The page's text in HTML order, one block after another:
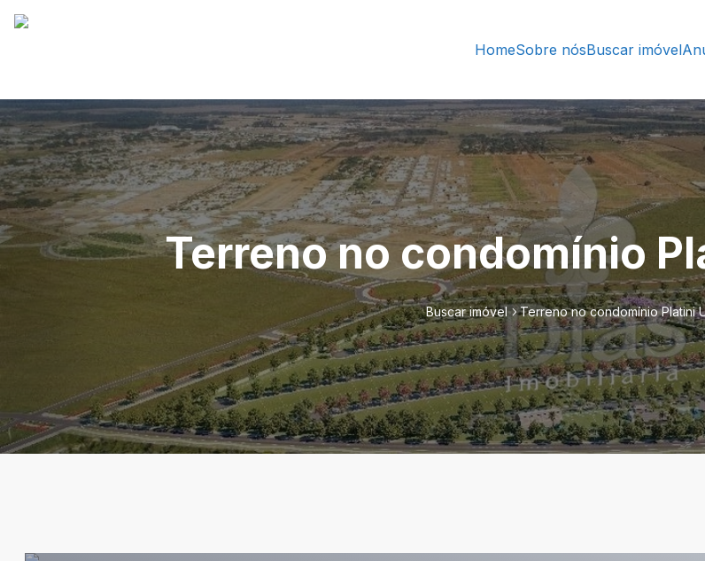
HomeSobre nósBuscar imóvel
Terreno no condomínio
Buscar imóvel Terreno no condomínio Platini